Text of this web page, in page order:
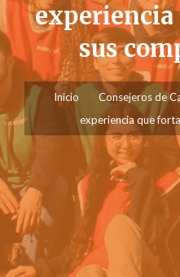
experiencia
sus
Inicio
Consejeros de
experiencia que